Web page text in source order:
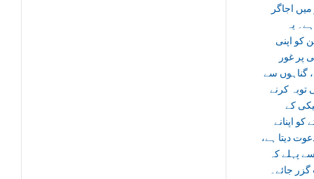
میں اجاگر
یہ
کو اپنی
پر غور
گناہوں سے
کرنے
کے
کو اپنانے
دیتا ہے،
پہلے کہ
جائے۔